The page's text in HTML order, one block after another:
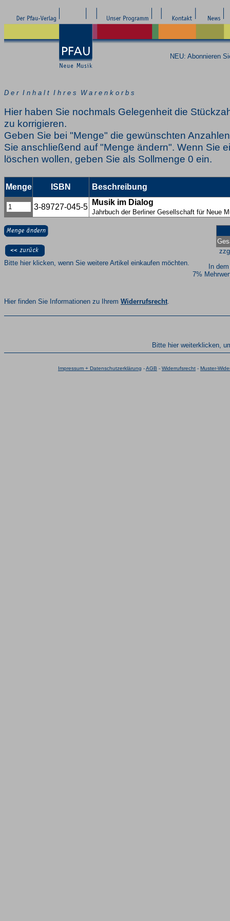
NEU: Abonnieren
D e r I n h a l t I h r e s W a r e n k o r b s
Hier haben Sie nochmals Gelegenheit die
zu korrigieren.
Geben Sie bei "Menge" die gewünschten
Sie anschließend auf "Menge ändern". Wenn Sie
löschen wollen, geben Sie als Sollmenge 0 ein.
Menge ISBN Beschreibung
3-89727-045-5
Musik im Dialog
Jahrbuch der Berliner Gesellschaft für Neue
In
7%
Bitte hier klicken, wenn Sie weitere Artikel einkaufen möchten.
Hier finden Sie Informationen zu Ihrem Widerrufsrecht.
Bitte hier weiterklicken,
Impressum + Datenschutzerklärung -AGB - Widerrufsrecht - Muster-